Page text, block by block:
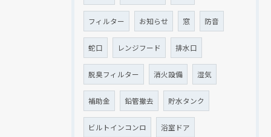
フィルター お知らせ 窓 防音
蛇口 レンジフード 排水口
脱臭フィルター 消火設備 湿気
補助金 鉛管撤去 貯水タンク
ビルトインコンロ 浴室ドア